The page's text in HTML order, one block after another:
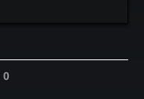
0